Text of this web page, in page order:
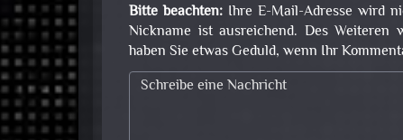
Bitte beachten: Ihre E-Mail-Adresse wird
Nickname ist ausreichend. Des Weiteren
haben Sie etwas Geduld, wenn Ihr